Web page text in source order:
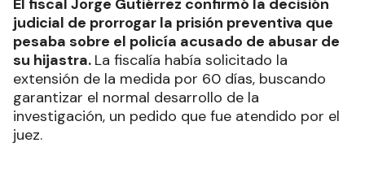
El fiscal Jorge Gutiérrez confirmó la decisión
judicial de prorrogar la prisión preventiva que
pesaba sobre el policía acusado de abusar de
su hijastra. La fiscalía había solicitado la
extensión de la medida por 60 días, buscando
garantizar el normal desarrollo de la
investigación, un pedido que fue atendido por el
juez.